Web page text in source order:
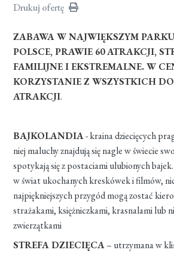
Drukuj ofertę
ZABAWA W NAJWIĘKSZYM
POLSCE, PRAWIE 60 ATRAKCJI,
FAMILIJNE I EKSTREMALNE. W
KORZYSTANIE Z WSZYSTKICH
ATRAKCJI.
BAJKOLANDIA- kraina dziecięcych
niej maluchy znajdują się nagle w świecie
spotykają się z postaciami ulubionych
w świat ukochanych kreskówek i filmów,
najpiękniejszych przygód mogą zostać
strażakami, księżniczkami, krasnalami lub
zwierzątkami
STREFA DZIECIĘCA– utrzymana w